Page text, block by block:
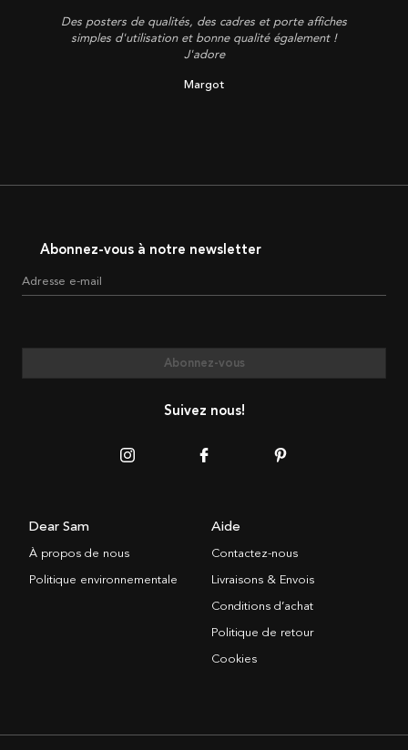
Des posters de qualités, des cadres et porte affiches
simples d'utilisation et bonne qualité également !
J'adore
Margot
Abonnez-vous à notre newsletter
Adresse e-mail
Abonnez-vous
Suivez nous!
Dear Sam
À propos de nous
Politique environnementale
Aide
Contactez-nous
Livraisons & Envois
Conditions d’achat
Politique de retour
Cookies